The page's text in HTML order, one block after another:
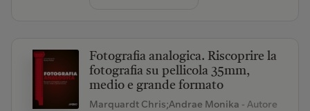
Fotografia analogica. Riscoprire la
fotografia su pellicola 35mm,
medio e grande formato
Marquardt Chris;Andrae Monika - Autore